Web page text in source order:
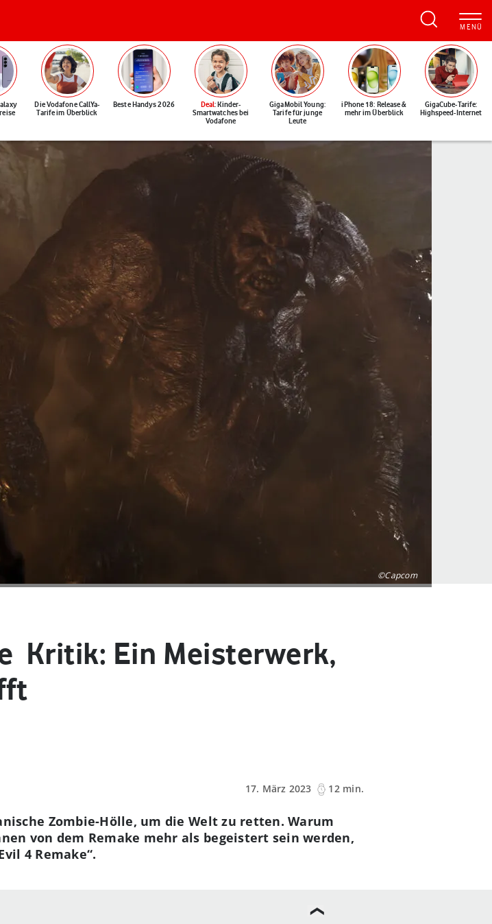
Die Vodafone CallYa-
Tarife im Überblick
Beste Handys 2026 Deal: Kinder-
Smartwatches bei
Vodafone
GigaMobil Young:
Tarife für junge
Leute
iPhone 18: Release &
mehr im Überblick
GigaCube-Tarife:
Highspeed-Internet
©Capcom
Kritik: Ein Meisterwerk,
17. März 2023
12 min.
Zombie-Hölle, um die Welt zu retten. Warum
von dem Remake mehr als begeistert sein werden,
4 Remake“.